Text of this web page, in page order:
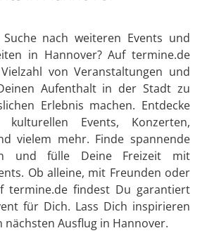
nach weiteren Events und
in Hannover? Auf termine.de
von Veranstaltungen und
Aufenthalt in der Stadt zu
Erlebnis machen. Entdecke
Events, Konzerten,
vielem mehr. Finde spannende
und fülle Deine Freizeit mit
Ob alleine, mit Freunden oder
termine.de findest Du garantiert
für Dich. Lass Dich inspirieren
nächsten Ausflug in Hannover.